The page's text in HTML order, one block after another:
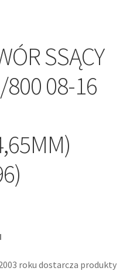
SSĄCY
800 08-16
roku dostarcza produkty